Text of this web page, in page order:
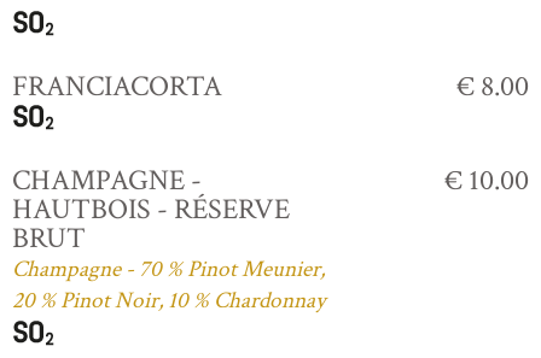
FRANCIACORTA € 8.00
CHAMPAGNE -
HAUTBOIS - RÉSERVE
BRUT
Champagne - 70 % Pinot Meunier,
20 % Pinot Noir, 10 % Chardonnay
€ 10.00